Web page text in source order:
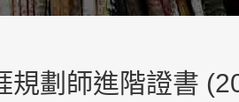
規劃師進階證書